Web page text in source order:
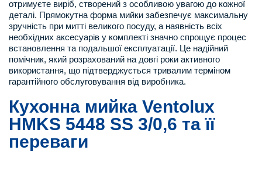
отримуєте виріб, створений з особливою увагою до кожної
деталі. Прямокутна форма мийки забезпечує максимальну
зручність при митті великого посуду, а наявність всіх
необхідних аксесуарів у комплекті значно спрощує процес
встановлення та подальшої експлуатації. Це надійний
помічник, який розрахований на довгі роки активного
використання, що підтверджується тривалим терміном
гарантійного обслуговування від виробника.
Кухонна мийка Ventolux
HMKS 5448 SS 3/0,6 та її
переваги